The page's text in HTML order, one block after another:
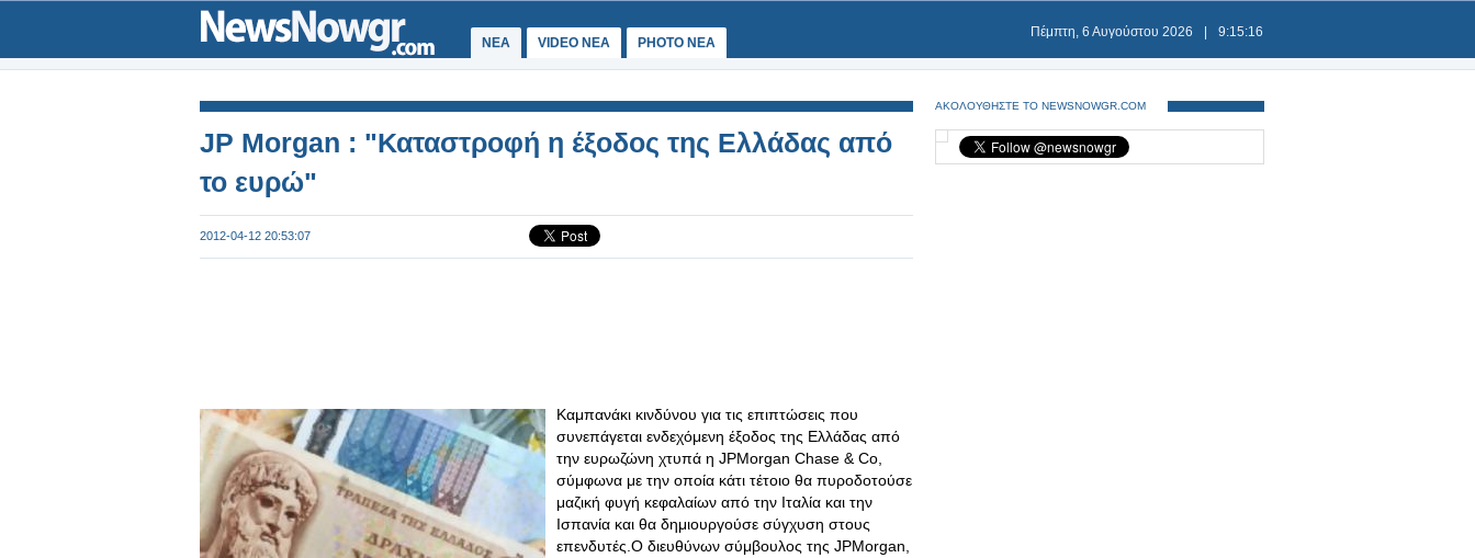
ΝΕΑ VIDEO NEA PHOTO NEA
Πέμπτη, 6 Αυγούστου 2026 9:15:17
JP Morgan : "Καταστροφή η έξοδος της Ελλάδας από
το ευρώ"
2012-04-12 20:53:07
Καμπανάκι κινδύνου για τις επιπτώσεις που
συνεπάγεται ενδεχόμενη έξοδος της Ελλάδας από
την ευρωζώνη χτυπά η JPMorgan Chase & Co,
σύμφωνα με την οποία κάτι τέτοιο θα πυροδοτούσε
μαζική φυγή κεφαλαίων από την Ιταλία και την
Ισπανία και θα δημιουργούσε σύγχυση στους
επενδυτές.O διευθύνων σύμβουλος της JPMorgan,
ΑΚΟΛΟΥΘΗΣΤΕ ΤΟ NEWSNOWGR.COM